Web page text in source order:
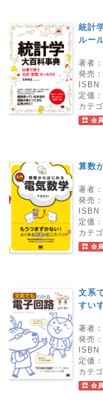
統計
ルー
著者：
発売：
ISBN
定価：
カテ
会
算数
著者：
発売：
ISBN
定価：
カテ
会
文系
すい
著者：
発売：
ISBN
定価：
カテ
会